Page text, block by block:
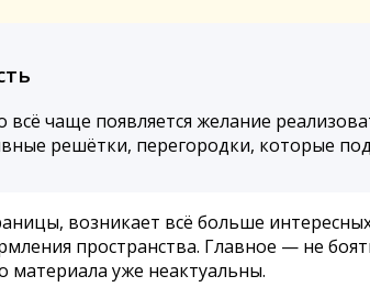
всё чаще появляется желание
решётки, перегородки, которые
возникает всё больше
пространства. Главное — не
материала уже неактуальны.